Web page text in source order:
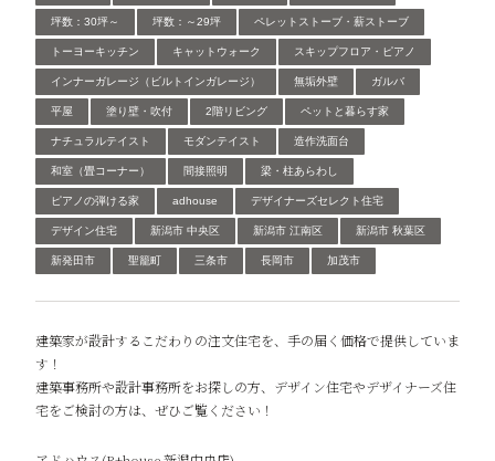
坪数：30坪～ 坪数：～29坪 ペレットストーブ・薪ストーブ
トーヨーキッチン キャットウォーク スキップフロア・ピアノ
インナーガレージ（ビルトインガレージ） 無垢外壁 ガルバ
平屋 塗り壁・吹付 2階リビング ペットと暮らす家
ナチュラルテイスト モダンテイスト 造作洗面台
和室（畳コーナー） 間接照明 梁・柱あらわし
ピアノの弾ける家 adhouse デザイナーズセレクト住宅
デザイン住宅 新潟市 中央区 新潟市 江南区 新潟市 秋葉区
新発田市 聖籠町 三条市 長岡市 加茂市
建築家が設計するこだわりの注文住宅を、手の届く価格で提供していま
す！
建築事務所や設計事務所をお探しの方、デザイン住宅やデザイナーズ住
宅をご検討の方は、ぜひご覧ください！